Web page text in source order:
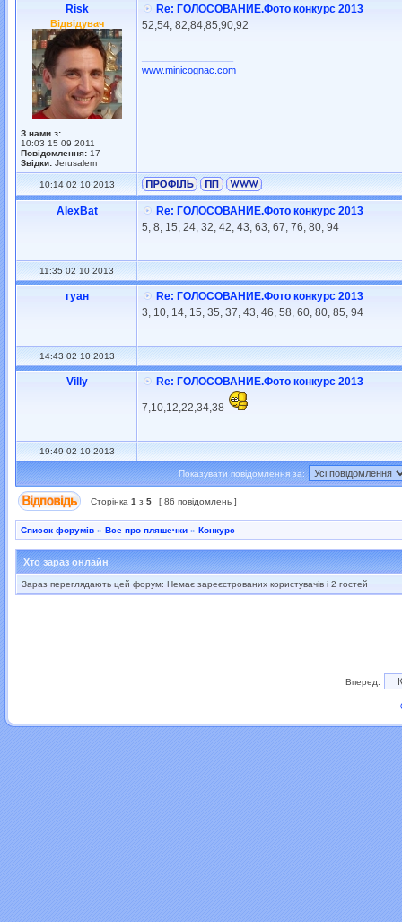
Risk
Відвідувач
З нами з:
10:03 15 09 2011
Повідомлення: 17
Звідки: Jerusalem
Re: ГОЛОСОВАНИЕ.Фото конкурс 2013
52,54, 82,84,85,90,92
www.minicognac.com
10:14 02 10 2013
AlexBat
Re: ГОЛОСОВАНИЕ.Фото конкурс 2013
5, 8, 15, 24, 32, 42, 43, 63, 67, 76, 80, 94
11:35 02 10 2013
гуан
Re: ГОЛОСОВАНИЕ.Фото конкурс 2013
3, 10, 14, 15, 35, 37, 43, 46, 58, 60, 80, 85, 94
14:43 02 10 2013
Villy Re: ГОЛОСОВАНИЕ.Фото конкурс 2013
7,10,12,22,34,38
19:49 02 10 2013
Показувати повідомлення за:
Сторінка 1 з 5 [ 86 повідомлень ]
Список форумів » Все про пляшечки » Конкурс
Хто зараз онлайн
Зараз переглядають цей форум: Немає зареєстрованих користувачів і 2 гостей
Вперед: